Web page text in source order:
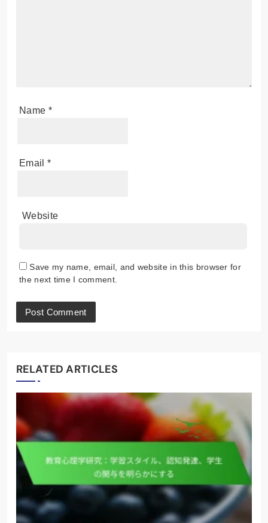
Name *
Email *
Website
Save my name, email, and website in this browser for
the next time I comment.
RELATED ARTICLES